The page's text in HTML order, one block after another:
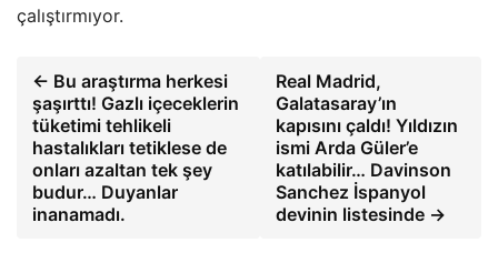
çalıştırmıyor.
← Bu araştırma herkesi
şaşırttı! Gazlı içeceklerin
tüketimi tehlikeli
hastalıkları tetiklese de
onları azaltan tek şey
budur… Duyanlar
inanamadı.
Real Madrid,
Galatasaray’ın
kapısını çaldı! Yıldızın
ismi Arda Güler’e
katılabilir… Davinson
Sanchez İspanyol
devinin listesinde →